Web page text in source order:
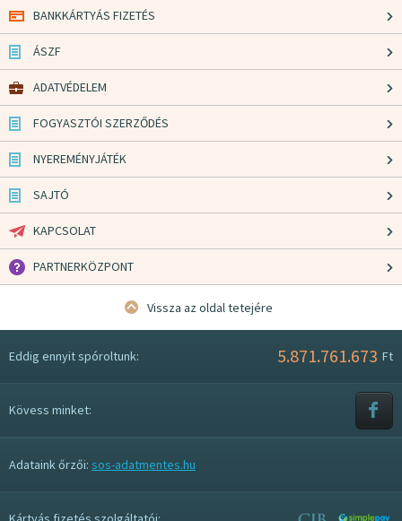
BANKKÁRTYÁS FIZETÉS
ÁSZF
ADATVÉDELEM
FOGYASZTÓI SZERZŐDÉS
NYEREMÉNYJÁTÉK
SAJTÓ
KAPCSOLAT
PARTNERKÖZPONT
Vissza az oldal tetejére
Eddig ennyit spóroltunk: 5.871.761.673 Ft
Kövess minket:
Adataink őrzői: sos-adatmentes.hu